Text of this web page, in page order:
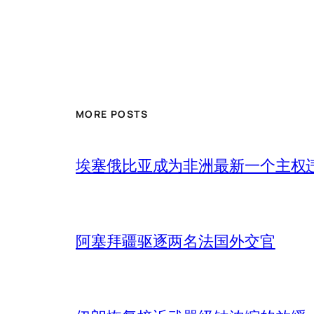
MORE POSTS
埃塞俄比亚成为非洲最新一个主权
阿塞拜疆驱逐两名法国外交官